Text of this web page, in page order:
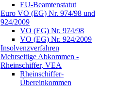
EU-Beamtenstatut
Euro VO (EG) Nr. 974/98 und
924/2009
VO (EG) Nr. 974/98
VO (EG) Nr. 924/2009
Insolvenzverfahren
Mehrseitige Abkommen -
Rheinschiffer, VEA
Rheinschiffer-
Übereinkommen